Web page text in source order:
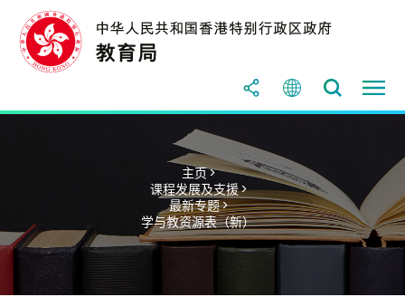
主页 >
课程发展及支援 >
最新专题 >
学与教资源表（新）